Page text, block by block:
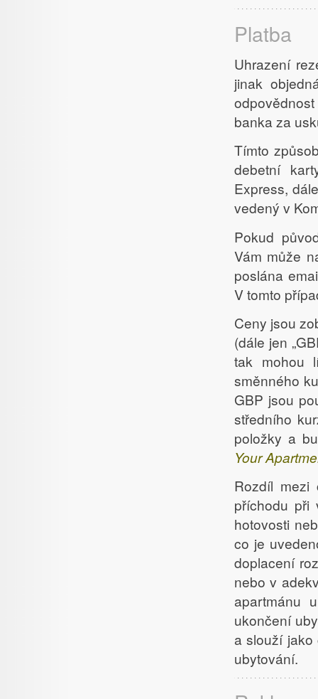
Platba
Uhrazení
jinak
banka za
Tímto
debetní
Express,
vedený v
Pokud
Vám může
poslána
V tomto
Ceny jsou
(dále jen
tak mohou
směnného
GBP jsou
středního
položky a
Your
Rozdíl mezi
příchodu při
hotovosti
co je
doplacení
nebo v
apartmánu
ukončení
a slouží jako
ubytování.